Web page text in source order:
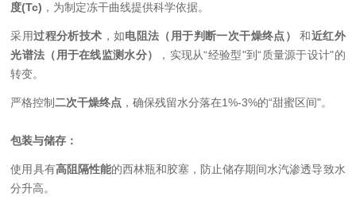
度(Tc) ，为制定冻干曲线提供科学依据。
采用过程分析技术 ，如电阻法（用于判断一次干燥终点） 和近红外
光谱法（用于在线监测水分）
，实现从“经验型"到“质量源于设计"的
转变。
严格控制二次干燥终点 ，确保残留水分落在1%-3%的“甜蜜区间"。
包装与储存：
使用具有高阻隔性能的西林瓶和胶塞，防止储存期间水汽渗透导致水
分升高。